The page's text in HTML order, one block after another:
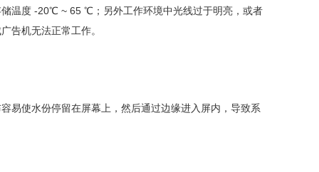
温度 -20℃ ~ 65 ℃；另外工作环境中光线过于明亮，或者
告机无法正常工作。
易使水份停留在屏幕上，然后通过边缘进入屏内，导致系